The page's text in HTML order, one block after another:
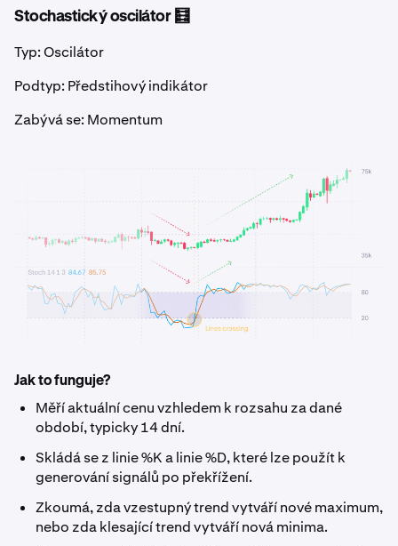
Stochastický oscilátor 🧮
Typ: Oscilátor
Podtyp: Předstihový indikátor
Zabývá se: Momentum
Jak to funguje?
Měří aktuální cenu vzhledem k rozsahu za dané
období, typicky 14 dní.
Skládá se z linie %K a linie %D, které lze použít k
generování signálů po překřížení.
Zkoumá, zda vzestupný trend vytváří nové maximum,
nebo zda klesající trend vytváří nová minima.